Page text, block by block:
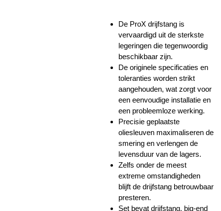
De ProX drijfstang is
vervaardigd uit de sterkste
legeringen die tegenwoordig
beschikbaar zijn.
De originele specificaties en
toleranties worden strikt
aangehouden, wat zorgt voor
een eenvoudige installatie en
een probleemloze werking.
Precisie geplaatste
oliesleuven maximaliseren de
smering en verlengen de
levensduur van de lagers.
Zelfs onder de meest
extreme omstandigheden
blijft de drijfstang betrouwbaar
presteren.
Set bevat drijfstang, big-end